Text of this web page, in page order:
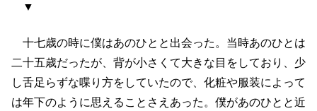
▼
十七歳の時に僕はあのひとと出会った。当時あのひとは
二十五歳だったが、背が小さくて大きな目をしており、少
し舌足らずな喋り方をしていたので、化粧や服装によって
は年下のように思えることさえあった。僕があのひとと近